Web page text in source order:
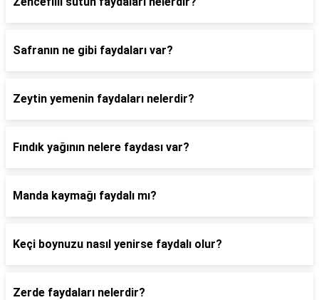
Safranın ne gibi faydaları var?
Zeytin yemenin faydaları nelerdir?
Fındık yağının nelere faydası var?
Manda kaymağı faydalı mı?
Keçi boynuzu nasıl yenirse faydalı olur?
Zerde faydaları nelerdir?